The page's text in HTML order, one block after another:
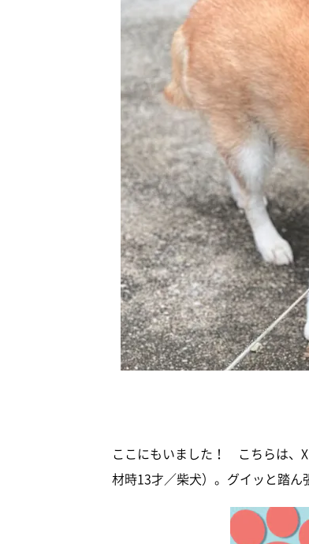
ここにもいました！ こちらは、
材時13才／柴犬）。グイッと踏ん